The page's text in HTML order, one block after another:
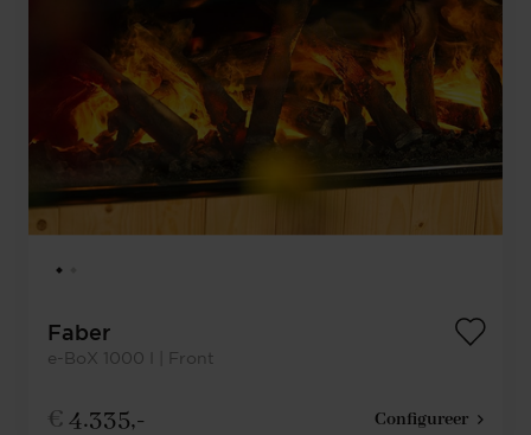
Faber
e-BoX 1000 I | Front
€4.335,- Configureer